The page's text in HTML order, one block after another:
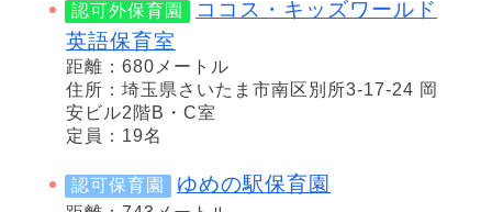
認可外保育園
ココス・キッズワールド
英語保育室
距離：680メートル
住所：埼玉県さいたま市南区別所3-17-24 岡
安ビル2階B・C室
定員：19名
認可保育園 ゆめの駅保育園